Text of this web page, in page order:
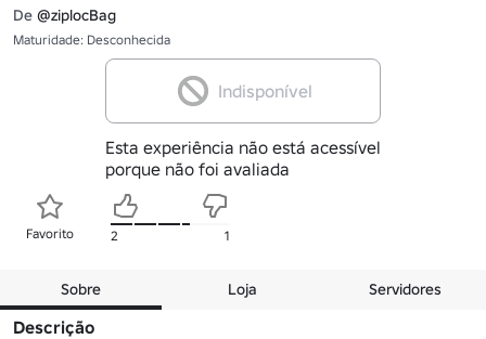
De @ziplocBag
Maturidade: Desconhecida
Indisponível
Esta experiência não está acessível
porque não foi avaliada
Favorito 2 1
Sobre Loja Servidores
Descrição